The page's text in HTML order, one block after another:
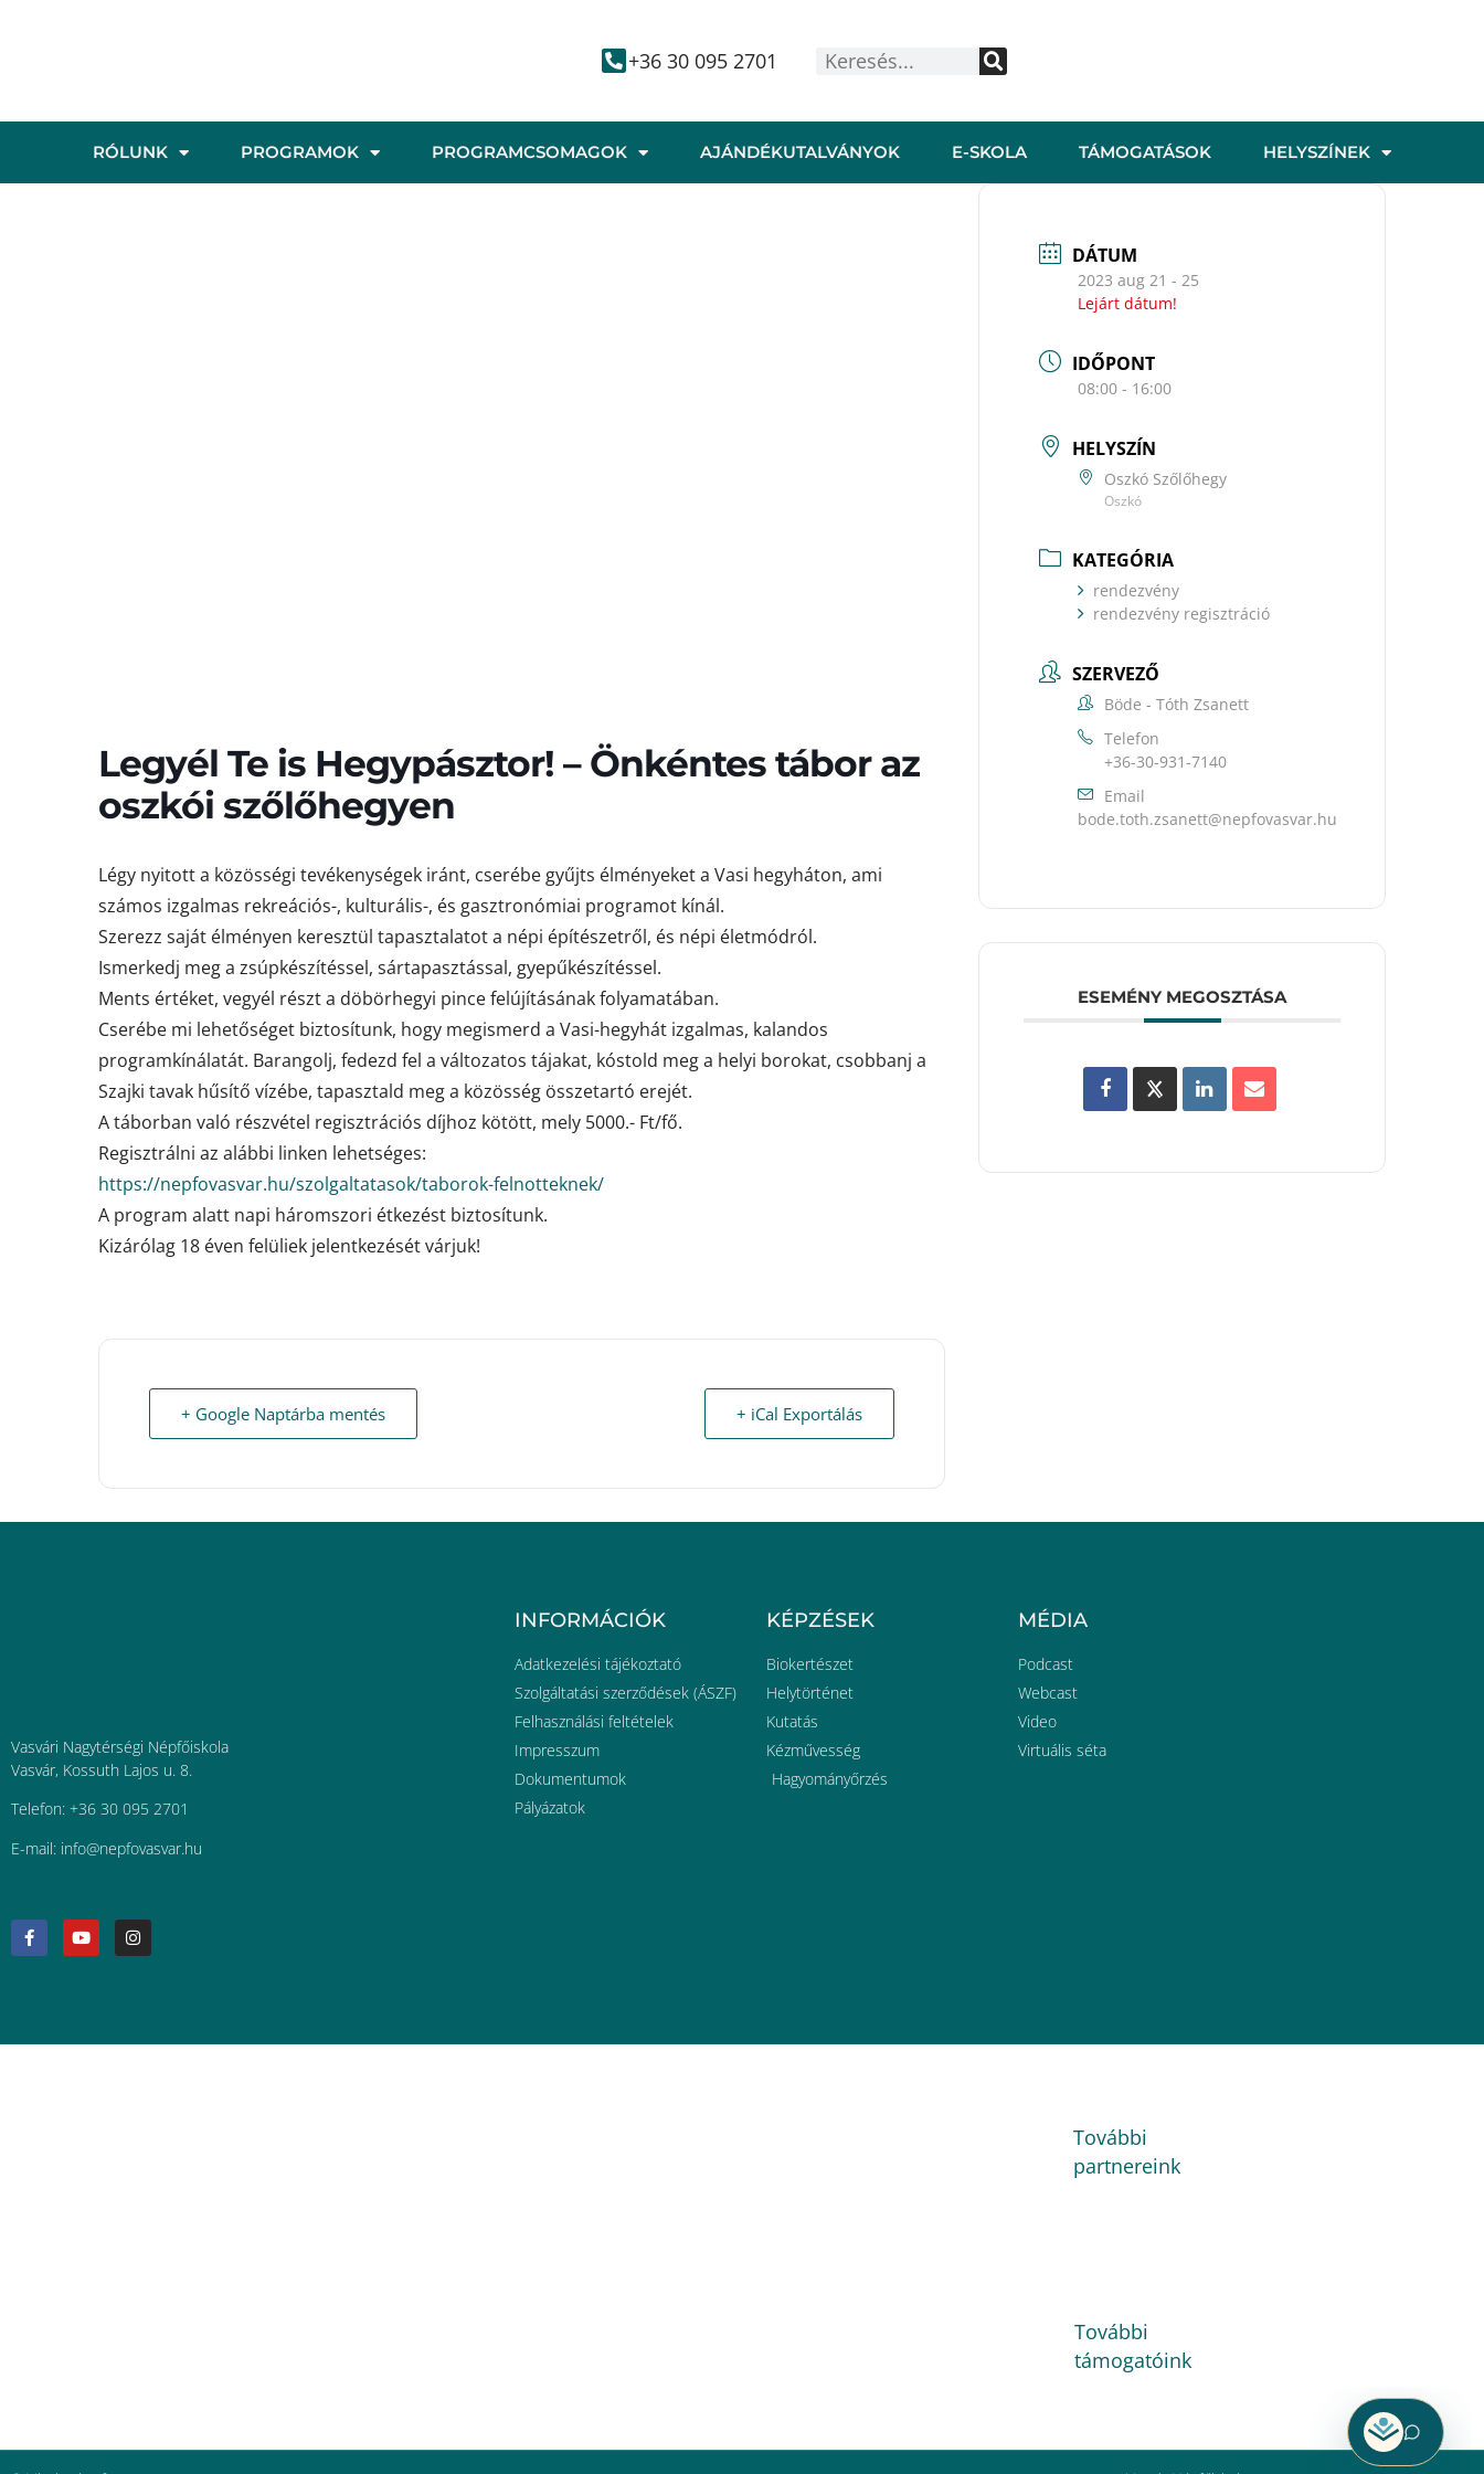
+36 30 095 2701
RÓLUNK PROGRAMOK PROGRAMCSOMAGOK AJÁNDÉKUTALVÁNYOK E-SKOLA TÁMOGATÁSOK HELYSZÍNEK
Legyél Te is Hegypásztor! – Önkéntes tábor az
oszkói szőlőhegyen
Légy nyitott a közösségi tevékenységek iránt, cserébe gyűjts élményeket a Vasi hegyháton, ami
számos izgalmas rekreációs-, kulturális-, és gasztronómiai programot kínál.
Szerezz saját élményen keresztül tapasztalatot a népi építészetről, és népi életmódról.
Ismerkedj meg a zsúpkészítéssel, sártapasztással, gyepűkészítéssel.
Ments értéket, vegyél részt a döbörhegyi pince felújításának folyamatában.
Cserébe mi lehetőséget biztosítunk, hogy megismerd a Vasi-hegyhát izgalmas, kalandos
programkínálatát. Barangolj, fedezd fel a változatos tájakat, kóstold meg a helyi borokat, csobbanj a
Szajki tavak hűsítő vízébe, tapasztald meg a közösség összetartó erejét.
A táborban való részvétel regisztrációs díjhoz kötött, mely 5000.- Ft/fő.
Regisztrálni az alábbi linken lehetséges:
https://nepfovasvar.hu/szolgaltatasok/taborok-felnotteknek/
A program alatt napi háromszori étkezést biztosítunk.
Kizárólag 18 éven felüliek jelentkezését várjuk!
+ Google Naptárba mentés + iCal Exportálás
DÁTUM
2023 aug 21 - 25
Lejárt dátum!
IDŐPONT
08:00 - 16:00
HELYSZÍN
Oszkó Szőlőhegy
Oszkó
KATEGÓRIA
rendezvény
rendezvény regisztráció
SZERVEZŐ
Böde - Tóth Zsanett
Telefon
+36-30-931-7140
Email
uh.ravsavofpen@ttenasz.htot.edob
ESEMÉNY MEGOSZTÁSA
Vasvári Nagytérségi Népfőiskola
Vasvár, Kossuth Lajos u. 8.
Telefon: +36 30 095 2701
E-mail: uh.ravsavofpen@ofni
INFORMÁCIÓK
Adatkezelési tájékoztató
Szolgáltatási szerződések (ÁSZF)
Felhasználási feltételek
Impresszum
Dokumentumok
Pályázatok
KÉPZÉSEK
Biokertészet
Helytörténet
Kutatás
Kézművesség
Hagyományőrzés
MÉDIA
Podcast
Webcast
Video
Virtuális séta
További
partnereink
További
támogatóink